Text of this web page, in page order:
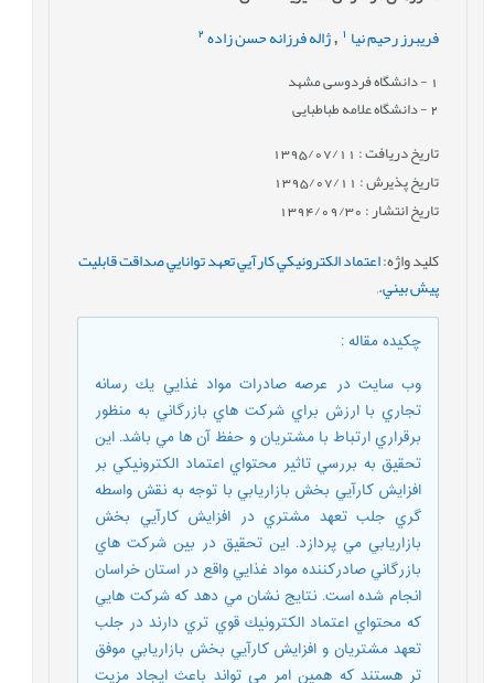
فریبرز رحیم نیا1
, ژاله فرزانه حسن زاده2
- دانشگاه فردوسی مشهد
2- دانشگاه علامه طباطبایی
تاریخ دریافت : 1395/07/11
تاریخ پذیرش : 1395/07/11
تاریخ انتشار : 1394/09/30
کلید واژه:اعتماد الكترونيكي كارآيي تعهد توانايي صداقت قابليت
پيش بيني.,
چکیده مقاله:
وب سايت در عرصه صادرات مواد غذايي يك رسانه
تجاري با ارزش براي شركت هاي بازرگاني به منظور
برقراري ارتباط با مشتريان و حفظ آن ها مي باشد. اين
تحقيق به بررسي تاثير محتواي اعتماد الكترونيكي بر
افزايش كارآيي بخش بازاريابي با توجه به نقش واسطه
گري جلب تعهد مشتري در افزايش كارآيي بخش
بازاريابي مي پردازد. اين تحقيق در بين شركت هاي
بازرگاني صادركننده مواد غذايي واقع در استان خراسان
انجام شده است. نتايج نشان مي دهد كه شركت هايي
كه محتواي اعتماد الكترونيك قوي تري دارند در جلب
تعهد مشتريان و افزايش كارآيي بخش بازاريابي موفق
تر هستند كه همين امر مي تواند باعث ايجاد مزيت